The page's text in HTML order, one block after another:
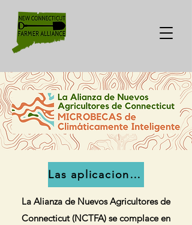
Las aplicaciones están
La Alianza de Nuevos Agricultores de
Connecticut (NCTFA) se complace en